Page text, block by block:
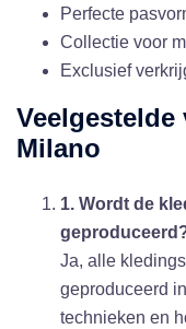
Perfecte
Collectie voor
Exclusief
Veelgestelde
Milano
1. Wordt de
Ja, alle
geproduceerd
technieken en